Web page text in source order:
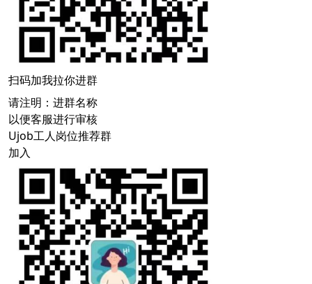
扫码加我拉你进群
请注明：进群名称
以便客服进行审核
Ujob工人岗位推荐群
加入